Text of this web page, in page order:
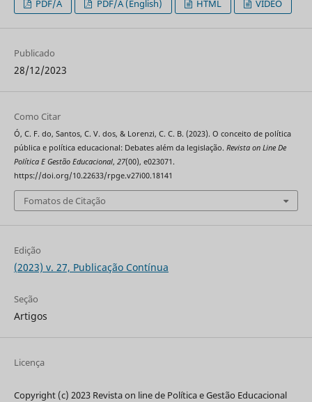
PDF/A PDF/A (English) HTML VÍDEO
Publicado
28/12/2023
Como Citar
Ó, C. F. do, Santos, C. V. dos, & Lorenzi, C. C. B. (2023). O conceito de política
pública e política educacional: Debates além da legislação. Revista on Line De
Política E Gestão Educacional, 27(00), e023071.
https://doi.org/10.22633/rpge.v27i00.18141
Fomatos de Citação
Edição
(2023) v. 27, Publicação Contínua
Seção
Artigos
Licença
Copyright (c) 2023 Revista on line de Política e Gestão Educacional